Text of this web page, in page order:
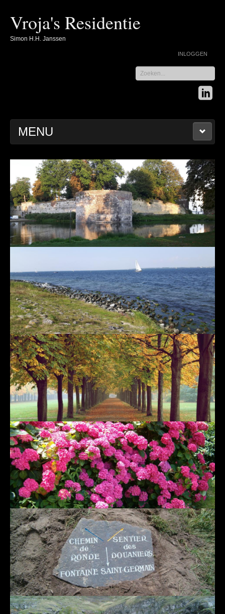
Vroja's Residentie
Simon H.H. Janssen
INLOGGEN
Zoeken...
MENU
HOME
TRACKS PARKSTAD BASKETBALL
WEBLINKS
Security
Activiteit
SPONSORKLIKS
SIMON'S WEBLOG
CONTACT